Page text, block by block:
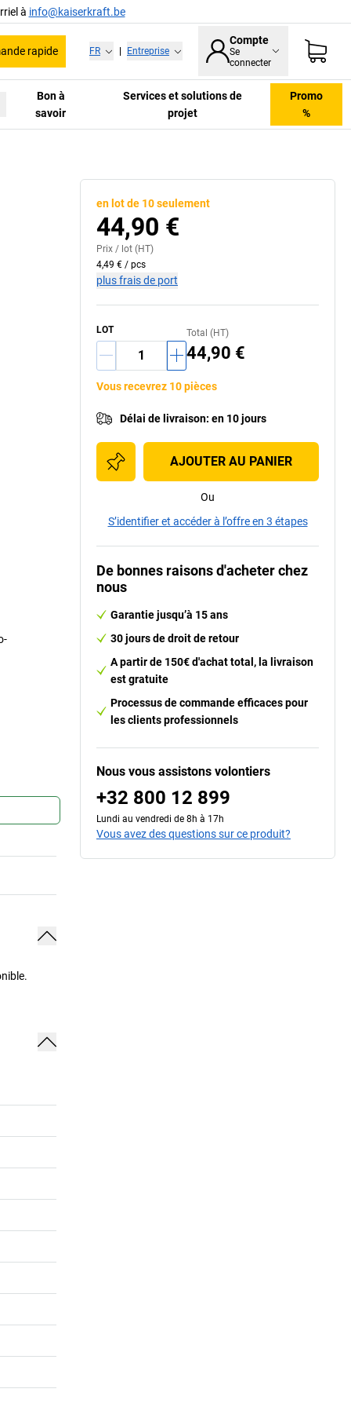
à info@kaiserkraft.be
rapide FR Entreprise
Compte
Se
connecter
Bon à
savoir
Services et solutions de
projet
Promo
%
en lot de 10 seulement
44,90 €
Prix / lot (HT)
4,49 € / pcs
plus frais de port
LOT Total (HT)
44,90 €
Vous recevrez 10 pièces
Délai de livraison: en 10 jours
AJOUTER AU PANIER
Ou
S’identifier et accéder à l’offre en 3 étapes
De bonnes raisons d'acheter chez
nous
Garantie jusqu’à 15 ans
30 jours de droit de retour
A partir de 150€ d'achat total, la livraison
est gratuite
Processus de commande efficaces pour
les clients professionnels
Nous vous assistons volontiers
+32 800 12 899
Lundi au vendredi de 8h à 17h
Vous avez des questions sur ce produit?